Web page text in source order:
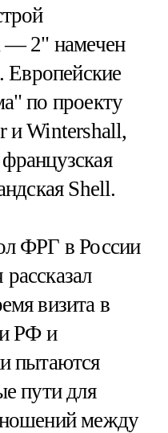
— 2" намечен
Европейские
по проекту
и Wintershall,
Shell.
ФРГ в России
визита в
РФ и
пытаются
пути для
между